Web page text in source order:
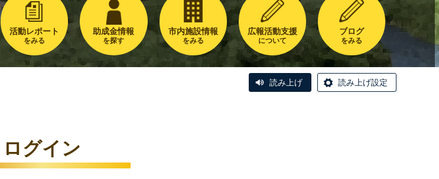
活動レポート
をみる
助成金情報
を探す
市内施設情報
をみる
広報活動支援
について
ブログ
をみる
読み上げ 読み上げ設定
ログイン